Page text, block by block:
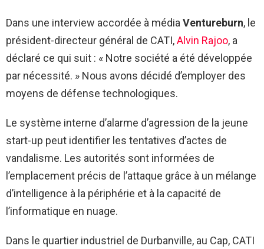
Dans une interview accordée à média Ventureburn, le
président-directeur général de CATI,Alvin Rajoo, a
déclaré ce qui suit : « Notre société a été développée
par nécessité. » Nous avons décidé d’employer des
moyens de défense technologiques.
Le système interne d’alarme d’agression de la jeune
start-up peut identifier les tentatives d’actes de
vandalisme. Les autorités sont informées de
l’emplacement précis de l’attaque grâce à un mélange
d’intelligence à la périphérie et à la capacité de
l’informatique en nuage.
Dans le quartier industriel de Durbanville, au Cap, CATI